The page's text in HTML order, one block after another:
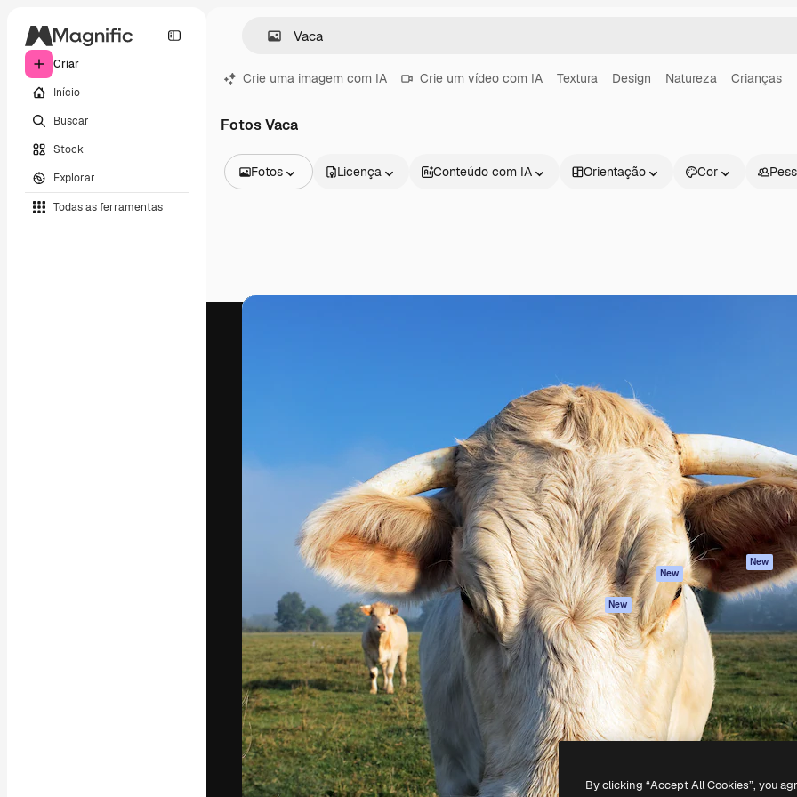
Criar
Início
Buscar
Stock
Explorar
Todas as ferramentas
Crie uma imagem com IA Crie um vídeo com IA Textura Design Natureza Crianças
Fotos Vaca
Fotos
Vídeos
Licença Conteúdo com IA Orientação Cor
A plataforma criativa para você direcionar
seu melhor trabalho. Mais de 1 milhão de
assinantes entre criativos, empresas,
agências e estúdios.
Português
Produtos
Spaces
Assistente de IA
Gerador de
imagens
Gerador de vídeos
Texto para voz
Conteúdo de stock
MCP para
Claude/ChatGPT
New
Agentes New
API
App móvel
Todas as
ferramentas
Documentação
Atendimento
Termos e
condições
Política de
privacidade
Originais New
Política de
Central de
confiabilidade
Afiliados
Empresas
Copyright © 2010-2026Freepik Company S.L.U.Todos os direitos reservados.
By clicking “Accept All Cookies”, you